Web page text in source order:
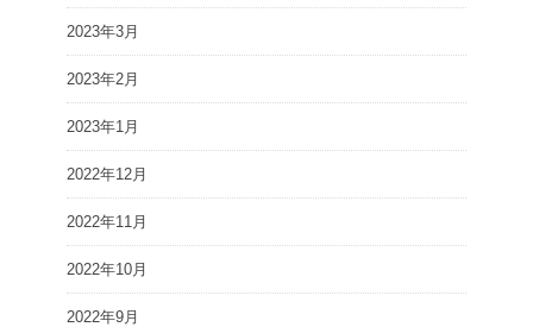
2023年3月
2023年2月
2023年1月
2022年12月
2022年11月
2022年10月
2022年9月